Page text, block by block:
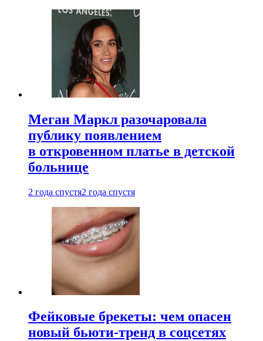
Меган Маркл разочаровала
публику появлением
в откровенном платье в детской
больнице
2 года спустя2 года спустя
Фейковые брекеты: чем опасен
новый бьюти-тренд в соцсетях